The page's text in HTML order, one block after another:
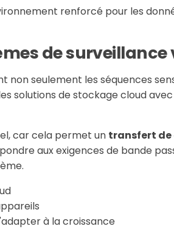
renforcé pour les
de surveillance
non seulement les séquences
solutions de stockage cloud
car cela permet un transfert de
aux exigences de bande
à la croissance